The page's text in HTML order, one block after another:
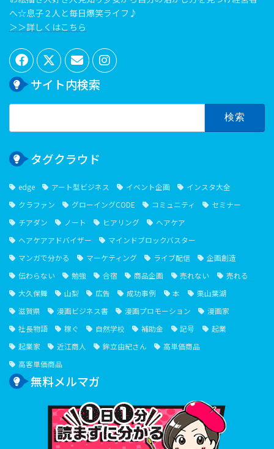
へ☆息子２人と毎日爆笑ライフ♪
＞＞詳しくはこちら
サイト内検索
検
タグクラウド
edge アート型ビジネス イベント企画
インスタ大全
クラファン
グローイングCODE コミュニティ
セミナー
チアダン
ノート ヒアリング
ヘアケア
ヘアケアアドバイザー
マインドブロックバスター
マンガで分かる
マーケティング ライブ配信
企画創造
伝わらない
勉強 合宿 商品企画 売れない
売れる
大久保舞
山梨 広告 成功事例 本
栗山葉湖
滋賀県
漫画ビジネス書 漫画プロモーション
漫画家
社長物語
稼ぐ 自然学校 補助金 記号
起業
起業家
近江商人 鉾立由紀さん
高単価商品
高客単価商品
無料メルマガ